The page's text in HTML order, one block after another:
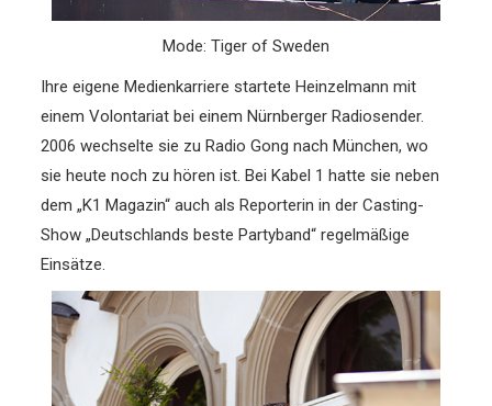
Mode: Tiger of Sweden
Ihre eigene Medienkarriere startete Heinzelmann mit
einem Volontariat bei einem Nürnberger Radiosender.
2006 wechselte sie zu Radio Gong nach München, wo
sie heute noch zu hören ist. Bei Kabel 1 hatte sie neben
dem „K1 Magazin“ auch als Reporterin in der Cas­ting-
Show „Deutschlands bes­te Partyband“ regelmäßige
Einsätze.